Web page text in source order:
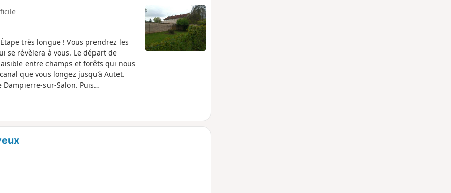
très longue ! Vous prendrez les
se révèlera à vous. Le départ de
entre champs et forêts qui nous
que vous longez jusqu’à Autet.
Dampierre-sur-Salon. Puis
la-ville et son église